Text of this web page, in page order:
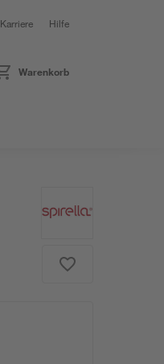
Karriere Hilfe
Warenkorb